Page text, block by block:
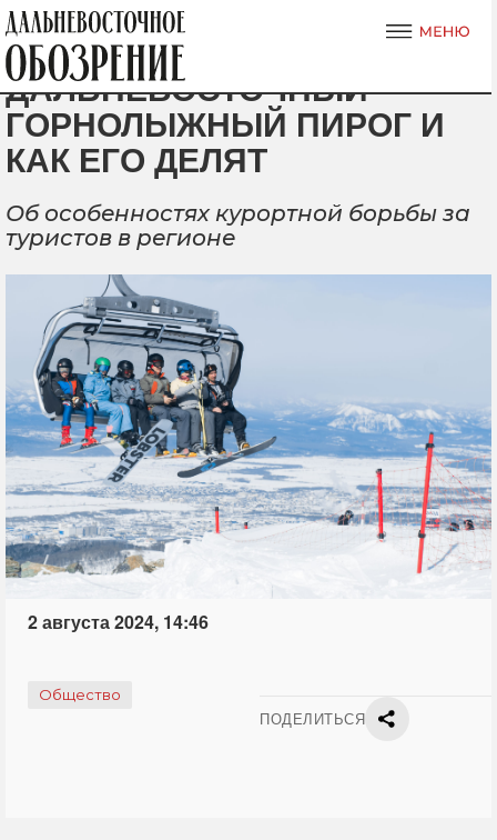
ДАЛЬНЕВОСТОЧНЫЙ
ГОРНОЛЫЖНЫЙ ПИРОГ И
КАК ЕГО ДЕЛЯТ
Об особенностях курортной борьбы за
туристов в регионе
2 августа 2024, 14:46
Общество
ПОДЕЛИТЬСЯ